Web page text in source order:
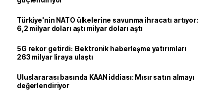
Türkiye'nin NATO ülkelerine savunma ihracatı artıyor:
6,2 milyar doları aştı milyar doları aştı
5G rekor getirdi: Elektronik haberleşme yatırımları
263 milyar liraya ulaştı
Uluslararası basında KAAN iddiası: Mısır satın almayı
değerlendiriyor